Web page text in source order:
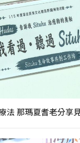
法 那瑪夏耆老分享